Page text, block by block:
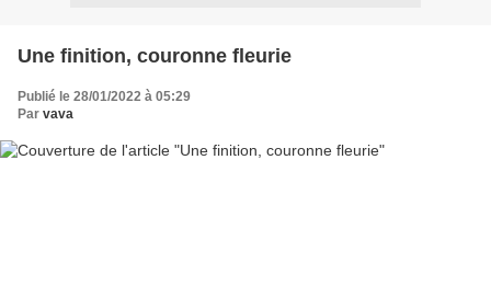
Une finition, couronne fleurie
Publié le 28/01/2022 à 05:29
Par vava